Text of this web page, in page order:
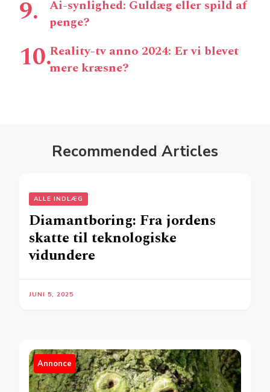
Ai-synlighed: Guldæg eller spild af
penge?
Reality-tv anno 2024: Er vi blevet
mere kræsne?
Recommended Articles
ALLE INDLÆG
Diamantboring: Fra jordens
skatte til teknologiske
vidundere
JUNI 5, 2025
Annonce